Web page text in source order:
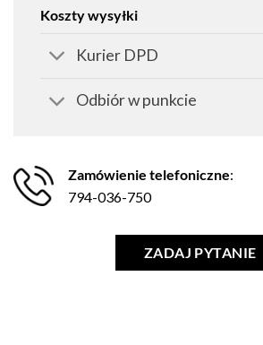
Koszty wysyłki
Kurier DPD
Odbiór w punkcie
Zamówienie telefoniczne:
794-036-750
ZADAJ PYTANIE